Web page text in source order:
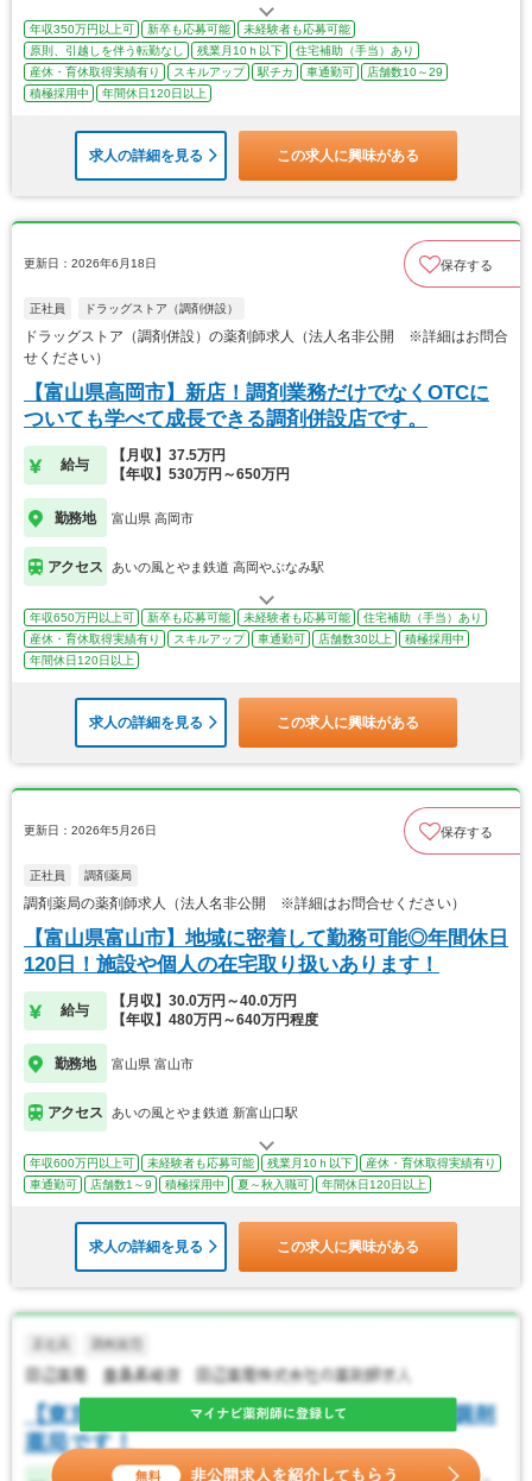
年収350万円以上可 新卒も応募可能
未経験者も応募可能
原則、引越しを伴う転勤なし
残業月10ｈ以下
住宅補助（手当）あり
産休・育休取得実績有り
スキルアップ 駅チカ 車通勤可
店舗数10～29
積極採用中
年間休日120日以上
求人の詳細を見る この求人に興味がある
更新日：2026年6月18日 保存する
正社員 ドラッグストア（調剤併設）
ドラッグストア（調剤併設）の薬剤師求人（法人名非公開 ※詳細はお問合
せください）
【富山県高岡市】新店！調剤業務だけでなくOTCに
ついても学べて成長できる調剤併設店です。
給与
【月収】37.5万円
【年収】530万円～650万円
勤務地 富山県 高岡市
アクセス あいの風とやま鉄道 高岡やぶなみ駅
年収650万円以上可 新卒も応募可能 未経験者も応募可能
住宅補助（手当）あり
産休・育休取得実績有り
スキルアップ 車通勤可 店舗数30以上
積極採用中
年間休日120日以上
求人の詳細を見る この求人に興味がある
更新日：2026年5月26日 保存する
正社員 調剤薬局
調剤薬局の薬剤師求人（法人名非公開 ※詳細はお問合せください）
【富山県富山市】地域に密着して勤務可能◎年間休日
120日！施設や個人の在宅取り扱いあります！
給与
【月収】30.0万円～40.0万円
【年収】480万円～640万円程度
勤務地 富山県 富山市
アクセス あいの風とやま鉄道 新富山口駅
年収600万円以上可 未経験者も応募可能 残業月10ｈ以下
産休・育休取得実績有り
車通勤可
店舗数1～9 積極採用中 夏～秋入職可 年間休日120日以上
求人の詳細を見る この求人に興味がある